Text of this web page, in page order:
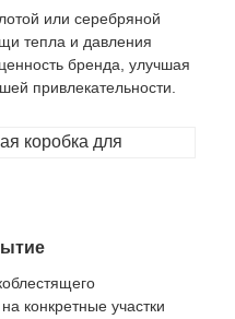
или серебряной
тепла и давления
бренда, улучшая
привлекательности.
конкретные участки